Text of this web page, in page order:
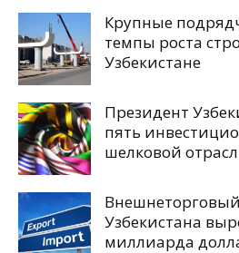
Крупные
темпы роста
Узбекистане
Президент
пять
шелковой
Узбекистана
миллиарда